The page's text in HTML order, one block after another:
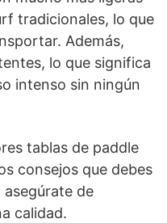
tradicionales, lo que
Además,
lo que significa
intenso sin ningún
tablas de paddle
consejos que debes
de
calidad.